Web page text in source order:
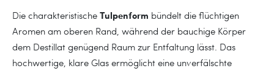
Die charakteristische Tulpenform bündelt die flüchtigen
Aromen am oberen Rand, während der bauchige Körper
dem Destillat genügend Raum zur Entfaltung lässt. Das
hochwertige, klare Glas ermöglicht eine unverfälschte